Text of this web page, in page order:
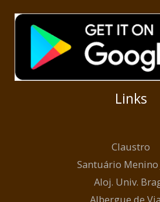
Links
Claustro
Santuário Menino
Aloj. Univ.